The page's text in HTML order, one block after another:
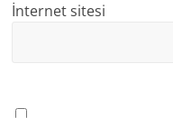
İnternet sitesi